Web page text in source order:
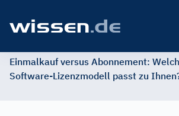
Einmalkauf versus Abonnement:
Software-Lizenzmodell passt zu